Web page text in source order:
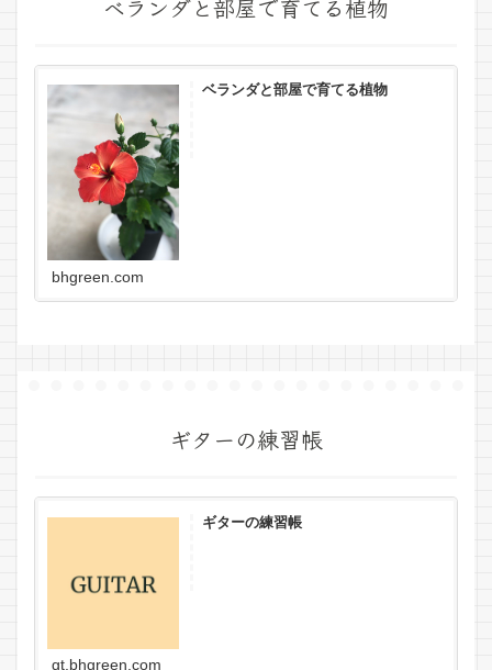
ベランダと部屋で育てる植物
ベランダと部屋で育てる植物
bhgreen.com
ギターの練習帳
ギターの練習帳
gt.bhgreen.com